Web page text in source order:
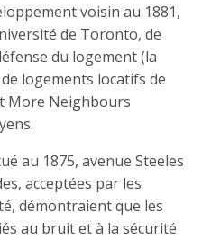
voisin au 1881,
de Toronto, de
du logement (la
logements locatifs de
More Neighbours
au 1875, avenue Steeles
acceptées par les
démontraient que les
au bruit et à la sécurité